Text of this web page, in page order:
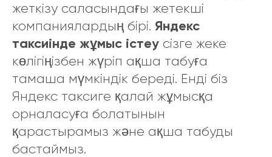
жеткізу саласындағы жетекші
компаниялардың бірі. Яндекс
таксиінде жұмыс істеу сізге жеке
көлігіңізбен жүріп ақша табуға
тамаша мүмкіндік береді. Енді біз
Яндекс таксиге қалай жұмысқа
орналасуға болатынын
қарастырамыз және ақша табуды
бастаймыз.